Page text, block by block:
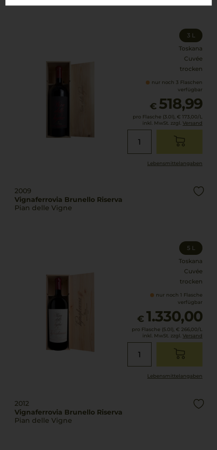
3 L
Toskana
Cuvée
trocken
nur noch 3 Flaschen
verfügbar
€ 518,99
pro Flasche (3.0l), € 173,00/L
inkl. MwSt. zzgl. Versand
Lebensmittel­angaben
2009
Vignaferrovia Brunello Riserva
Pian delle Vigne
5 L
Toskana
Cuvée
trocken
nur noch 1 Flasche
verfügbar
€ 1.330,00
pro Flasche (5.0l), € 266,00/L
inkl. MwSt. zzgl. Versand
Lebensmittel­angaben
2012
Vignaferrovia Brunello Riserva
Pian delle Vigne